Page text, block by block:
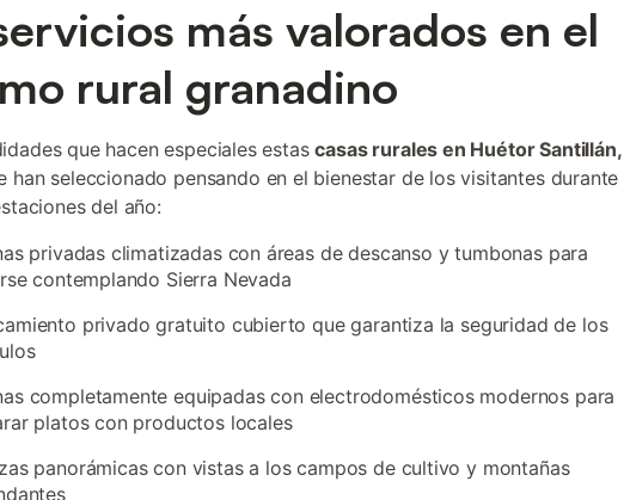
más valorados en el
rural granadino
que hacen especiales estascasas rurales en Huétor Santillán,
han seleccionado pensando en el bienestar de los visitantes durante
del año:
privadas climatizadas con áreas de descanso y tumbonas para
contemplando Sierra Nevada
privado gratuito cubierto que garantiza la seguridad de los
completamente equipadas con electrodomésticos modernos para
platos con productos locales
panorámicas con vistas a los campos de cultivo y montañas